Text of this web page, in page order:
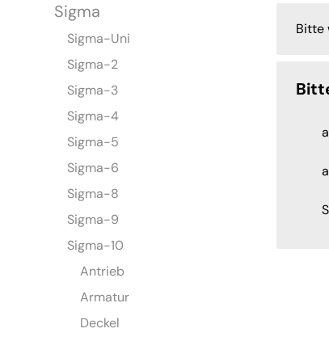
Sigma
Sigma-Uni
Sigma-2
Sigma-3
Sigma-4
Sigma-5
Sigma-6
Sigma-8
Sigma-9
Sigma-10
Antrieb
Armatur
Deckel
Bitte